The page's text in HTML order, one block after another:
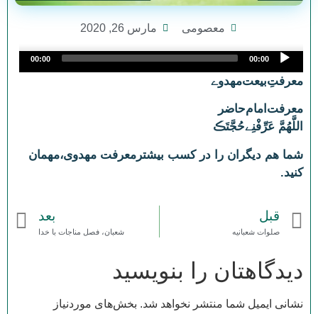
معصومی مارس 26, 2020
Audio
Player
00:00
00:00
معرفت‌ِبیعت‌مهدوے
معرفت‌امام‌حاضر
اللَّهُمَّ عَرِّفْنِےحُجَّتَڪ
شما هم دیگران را در کسب بیشترمعرفت مهدوی،مهمان
کنید.
قبل
صلوات شعبانیه
بعد
شعبان، فصل مناجات با خدا
دیدگاهتان را بنویسید
نشانی ایمیل شما منتشر نخواهد شد. بخش‌های موردنیاز